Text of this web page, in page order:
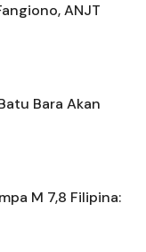
ANJT
Bara Akan
M 7,8 Filipina: